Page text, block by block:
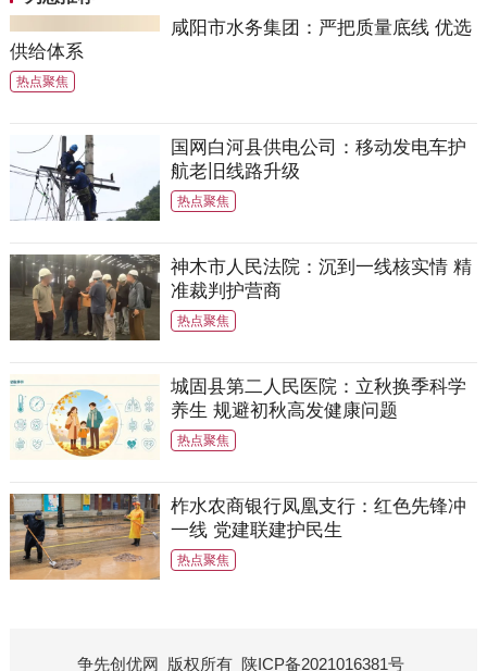
咸阳市水务集团：严把质量底线 优选
供给体系
热点聚焦
国网白河县供电公司：移动发电车护
航老旧线路升级
热点聚焦
神木市人民法院：沉到一线核实情 精
准裁判护营商
热点聚焦
城固县第二人民医院：立秋换季科学
养生 规避初秋高发健康问题
热点聚焦
柞水农商银行凤凰支行：红色先锋冲
一线 党建联建护民生
热点聚焦
争先创优网 版权所有 陕ICP备2021016381号